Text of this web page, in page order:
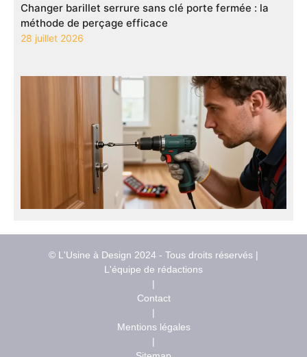
Changer barillet serrure sans clé porte fermée : la
méthode de perçage efficace
28 juillet 2026
© L'Usine à Design 2024 - Tous droits réservés |
L'équipe de rédactions
|
Contact
|
Mentions légales
|